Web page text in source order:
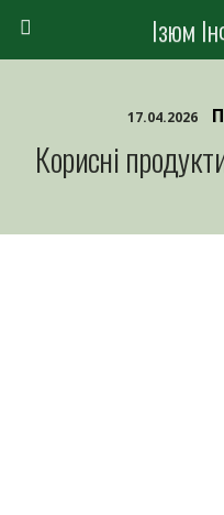
Ізюм
17.04.2026
Корисні